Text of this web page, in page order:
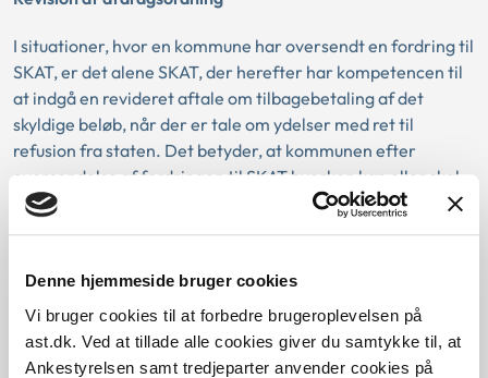
Denne hjemmeside bruger cookies
Vi bruger cookies til at forbedre brugeroplevelsen på
ast.dk. Ved at tillade alle cookies giver du samtykke til, at
Ankestyrelsen samt tredjeparter anvender cookies på
I situationer, hvor en kommune har oversendt en fordring til
SKAT, er det alene SKAT, der herefter har kompetencen til
at indgå en revideret aftale om tilbagebetaling af det
skyldige beløb, når der er tale om ydelser med ret til
refusion fra staten. Det betyder, at kommunen efter
oversendelse af fordringen til SKAT hverken kan eller skal
foretage yderligere inddrivelsesskridt.
Lov:
Afgørelse: